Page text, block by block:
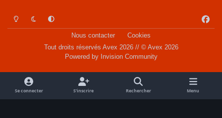
Light ModeDark ModeSystem Preference
a
o
k
Nous contacter
Cookies
Tout droits réservés Avex 2026 // © Avex 2026
Powered by Invision Community
Se connecter S’inscrire Rechercher Menu